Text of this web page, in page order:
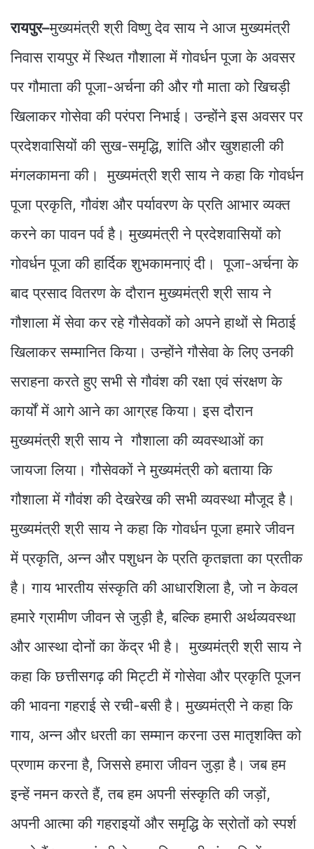
रायपुर–मुख्यमंत्री श्री विष्णु देव साय ने आज मुख्यमंत्री
निवास रायपुर में स्थित गौशाला में गोवर्धन पूजा के अवसर
पर गौमाता की पूजा-अर्चना की और गौ माता को खिचड़ी
खिलाकर गोसेवा की परंपरा निभाई। उन्होंने इस अवसर पर
प्रदेशवासियों की सुख-समृद्धि, शांति और खुशहाली की
मंगलकामना की। मुख्यमंत्री श्री साय ने कहा कि गोवर्धन
पूजा प्रकृति, गौवंश और पर्यावरण के प्रति आभार व्यक्त
करने का पावन पर्व है। मुख्यमंत्री ने प्रदेशवासियों को
गोवर्धन पूजा की हार्दिक शुभकामनाएं दी। पूजा-अर्चना के
बाद प्रसाद वितरण के दौरान मुख्यमंत्री श्री साय ने
गौशाला में सेवा कर रहे गौसेवकों को अपने हाथों से मिठाई
खिलाकर सम्मानित किया। उन्होंने गौसेवा के लिए उनकी
सराहना करते हुए सभी से गौवंश की रक्षा एवं संरक्षण के
कार्यों में आगे आने का आग्रह किया। इस दौरान
मुख्यमंत्री श्री साय ने गौशाला की व्यवस्थाओं का
जायजा लिया। गौसेवकों ने मुख्यमंत्री को बताया कि
गौशाला में गौवंश की देखरेख की सभी व्यवस्था मौजूद है।
मुख्यमंत्री श्री साय ने कहा कि गोवर्धन पूजा हमारे जीवन
में प्रकृति, अन्न और पशुधन के प्रति कृतज्ञता का प्रतीक
है। गाय भारतीय संस्कृति की आधारशिला है, जो न केवल
हमारे ग्रामीण जीवन से जुड़ी है, बल्कि हमारी अर्थव्यवस्था
और आस्था दोनों का केंद्र भी है। मुख्यमंत्री श्री साय ने
कहा कि छत्तीसगढ़ की मिट्टी में गोसेवा और प्रकृति पूजन
की भावना गहराई से रची-बसी है। मुख्यमंत्री ने कहा कि
गाय, अन्न और धरती का सम्मान करना उस मातृशक्ति को
प्रणाम करना है, जिससे हमारा जीवन जुड़ा है। जब हम
इन्हें नमन करते हैं, तब हम अपनी संस्कृति की जड़ों,
अपनी आत्मा की गहराइयों और समृद्धि के स्रोतों को स्पर्श